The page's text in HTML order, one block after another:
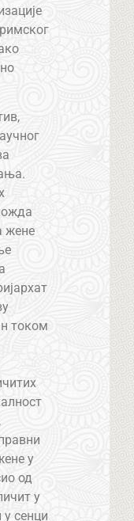
жене
током
у
од
у
у сенци